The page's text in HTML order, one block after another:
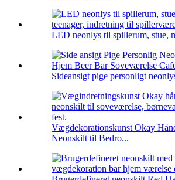
LED neonlys til spillerum, stue,
Sideansigt pige personligt
Vægdekorationskunst Okay
Neonskilt til Bedro...